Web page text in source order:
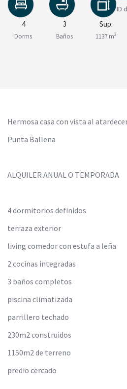
4
Dorms
3
Baños
Sup.
1137 m2
ID
Hermosa casa con vista al
Punta Ballena
ALQUILER ANUAL O TEMPORADA
4 dormitorios definidos
terraza exterior
living comedor con estufa a leña
2 cocinas integradas
3 baños completos
piscina climatizada
parrillero techado
230m2 construidos
1150m2 de terreno
predio cercado